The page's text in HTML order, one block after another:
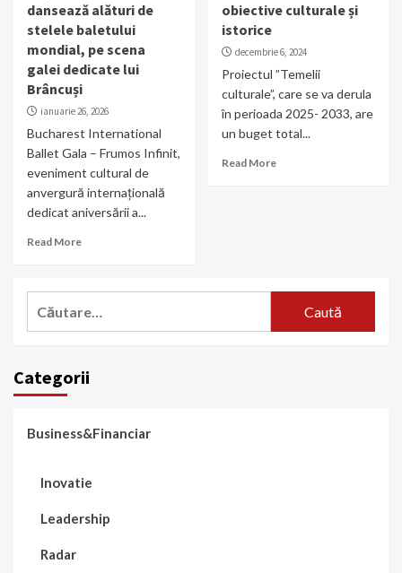
dansează alături de
stelele baletului
mondial, pe scena
galei dedicate lui
Brâncuși
ianuarie 26, 2026
Bucharest International
Ballet Gala – Frumos Infinit,
eveniment cultural de
anvergură internațională
dedicat aniversării a...
Read More
obiective culturale și
istorice
decembrie 6, 2024
Proiectul ”Temelii
culturale”, care se va derula
în perioada 2025- 2033, are
un buget total...
Read More
Categorii
Business&Financiar
Inovatie
Leadership
Radar